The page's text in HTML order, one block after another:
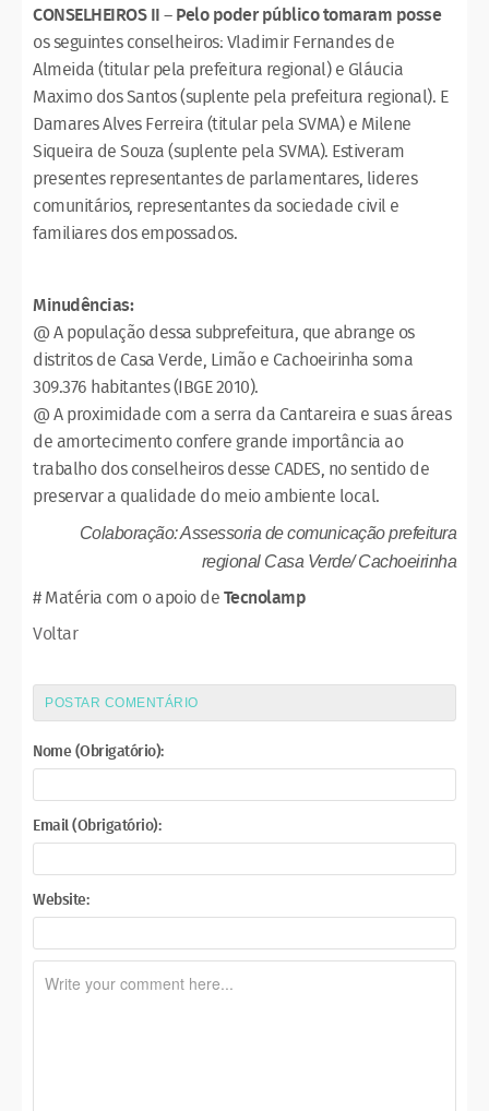
CONSELHEIROS II–Pelo poder público tomaram posse
os seguintes conselheiros: Vladimir Fernandes de
Almeida (titular pela prefeitura regional) e Gláucia
Maximo dos Santos (suplente pela prefeitura regional). E
Damares Alves Ferreira (titular pela SVMA) e Milene
Siqueira de Souza (suplente pela SVMA). Estiveram
presentes representantes de parlamentares, lideres
comunitários, representantes da sociedade civil e
familiares dos empossados.
Minudências:
@ A população dessa subprefeitura, que abrange os
distritos de Casa Verde, Limão e Cachoeirinha soma
309.376 habitantes (IBGE 2010).
@ A proximidade com a serra da Cantareira e suas áreas
de amortecimento confere grande importância ao
trabalho dos conselheiros desse CADES, no sentido de
preservar a qualidade do meio ambiente local.
Colaboração: Assessoria de comunicação prefeitura
regional Casa Verde/ Cachoeirinha
# Matéria com o apoio deTecnolamp
Voltar
POSTAR COMENTÁRIO
Nome (Obrigatório):
Email (Obrigatório):
Website: